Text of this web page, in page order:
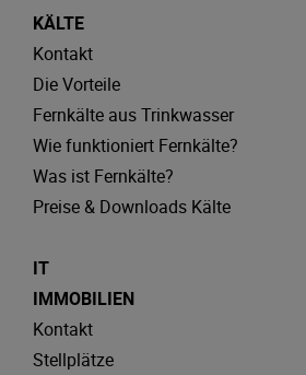
KÄLTE
Kontakt
Die Vorteile
Fernkälte aus Trinkwasser
Wie funktioniert Fernkälte?
Was ist Fernkälte?
Preise & Downloads Kälte
IT
IMMOBILIEN
Kontakt
Stellplätze